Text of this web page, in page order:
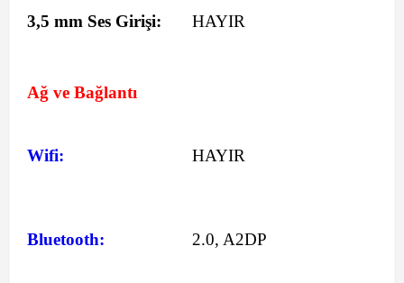
3,5 mm Ses Girişi: HAYIR
Ağ ve Bağlantı
Wifi: HAYIR
Bluetooth: 2.0, A2DP